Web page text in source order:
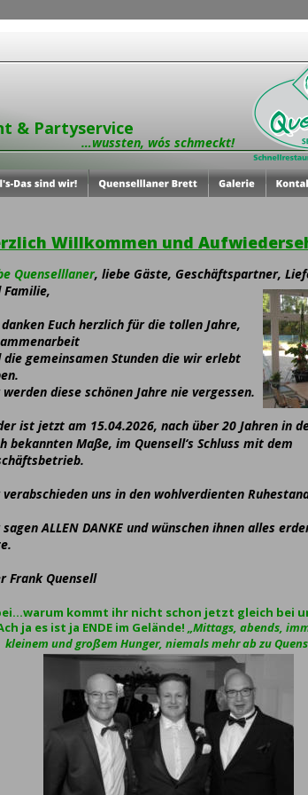
Willkommen und
Quenselllaner, liebe Gäste, Geschäftspartner,
Familie,
Euch herzlich für die tollen Jahre,
die gemeinsamen Stunden die wir erlebt
werden diese schönen Jahre nie vergessen.
ist jetzt am 15.04.2026, nach über 20 Jahren in
bekannten Maße, im Quensell‘s Schluss mit dem
verabschieden uns in den wohlverdienten
sagen ALLEN DANKE und wünschen ihnen alles
Frank Quensell
kommt ihr nicht schon jetzt gleich bei
ja es ist ja ENDE im Gelände! „Mittags, abends,
kleinem und großem Hunger, niemals mehr ab zu
& Partyservice
…wussten, wo´s schmeckt!